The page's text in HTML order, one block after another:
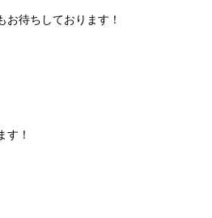
お待ちしております！
す！